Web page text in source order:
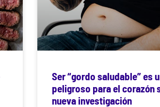
Ser “gordo saludable” es
peligroso para el corazón
nueva investigación